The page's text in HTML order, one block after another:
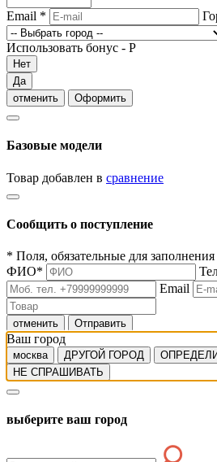
Email *
Использовать бонус - Р
Нет
Да
отменить
Оформить
Базовые модели
Товар добавлен в сравнение
Сообщить о поступление
* Поля, обязательные для заполнения
ФИО*
Email
отменить Отправить
Ваш город
москва ДРУГОЙ ГОРОД
НЕ СПРАШИВАТЬ
выберите ваш город